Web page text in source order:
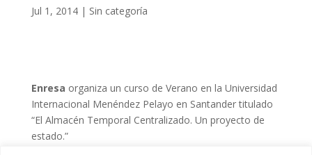
Jul 1, 2014| Sin categoría
Enresa organiza un curso de Verano en la Universidad
Internacional Menéndez Pelayo en Santander titulado
“El Almacén Temporal Centralizado. Un proyecto de
estado.”